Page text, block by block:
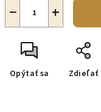
+
−
Opýtať sa Zdieľať